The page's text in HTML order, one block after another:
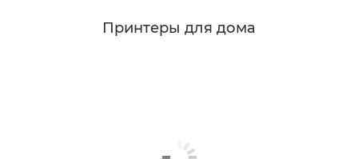
Принтеры для дома